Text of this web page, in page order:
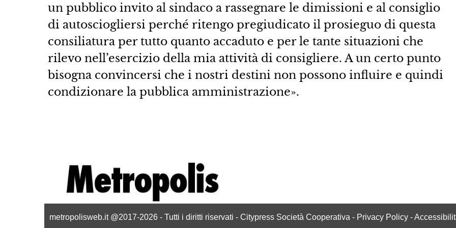
un pubblico invito al sindaco a rassegnare le dimissioni e al consiglio
di autosciogliersi perché ritengo pregiudicato il prosieguo di questa
consiliatura per tutto quanto accaduto e per le tante situazioni che
rilevo nell’esercizio della mia attività di consigliere. A un certo punto
bisogna convincersi che i nostri destini non possono influire e quindi
condizionare la pubblica amministrazione».
metropolisweb.it @2017-2026 - Tutti i diritti riservati - Citypress Società Cooperativa - Privacy Policy -